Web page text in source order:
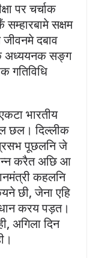
पर चर्चाक
सक्षम
दबाव
अध्ययनक सङ्ग
गतिविधि
भारतीय
छल। दिल्लीक
पूछलनि जे
करैत अछि आ
कहलनि
छी, जेना एहि
करय पड़त।
अगिला दिन